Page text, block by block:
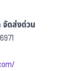
ดส่งด่วน